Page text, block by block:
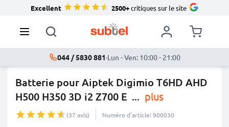
Excellent 2500+critiques sur le site
044 / 5830 881·Lun - Ven: 10:00 - 21:00
Batterie pour Aiptek Digimio T6HD AHD
H500 H350 3D i2 Z700 E ... plus
(37 avis) Numéro d’article: 900030